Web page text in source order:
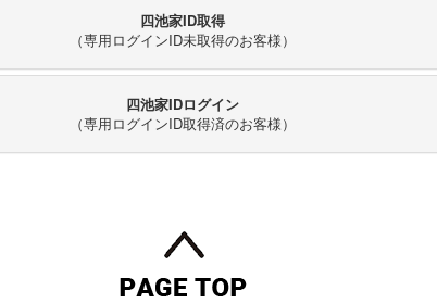
四池家ID取得
（専用ログインID未取得のお客様）
四池家IDログイン
（専用ログインID取得済のお客様）